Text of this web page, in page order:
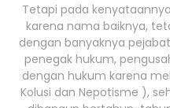
Tetapi pada
karena nama baiknya,
dengan banyaknya
penegak hukum,
dengan hukum karena
Kolusi dan Nepotisme ),